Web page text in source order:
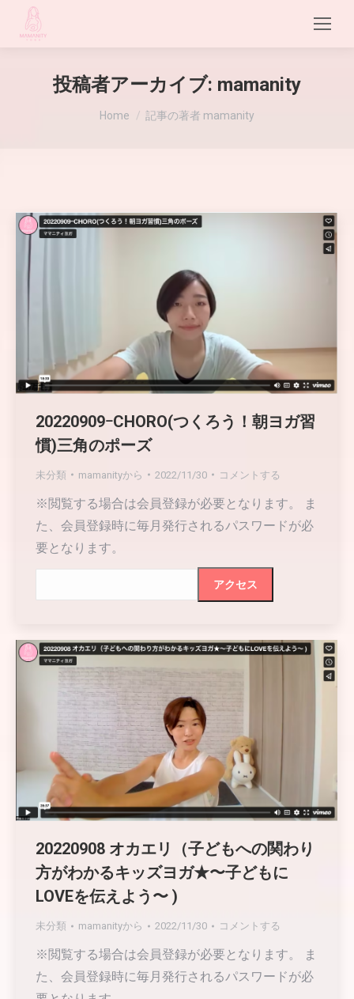
投稿者アーカイブ: mamanity
Home 記事の著者 mamanity
20220909ｰCHORO(つくろう！朝ヨガ習
慣)三角のポーズ
未分類 mamanityから 2022/11/30 コメントする
※閲覧する場合は会員登録が必要となります。 ま
た、会員登録時に毎月発行されるパスワードが必
要となります。
20220908 オカエリ（子どもへの関わり
方がわかるキッズヨガ★〜子どもに
LOVEを伝えよう〜 )
未分類 mamanityから 2022/11/30 コメントする
※閲覧する場合は会員登録が必要となります。 ま
た、会員登録時に毎月発行されるパスワードが必